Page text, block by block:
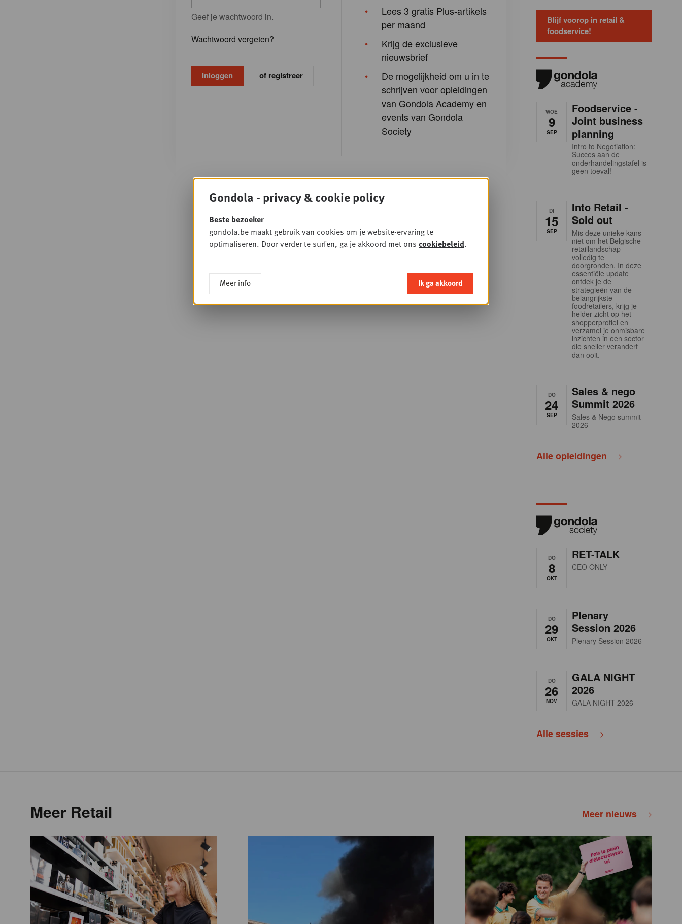
Geef je wachtwoord in.
Wachtwoord vergeten?
of registreer
Lees 3 gratis Plus-artikels
per maand
Krijg de exclusieve
nieuwsbrief
De mogelijkheid om u in te
schrijven voor opleidingen
van Gondola Academy en
events van Gondola
Society
Blijf voorop in retail &
foodservice!
WOE
9
SEP
Foodservice -
Joint business
planning
Intro to Negotiation:
Succes aan de
onderhandelingstafel is
geen toeval!
DI
15
SEP
Into Retail -
Sold out
Mis deze unieke kans
niet om het Belgische
retaillandschap
volledig te
doorgronden. In deze
essentiële update
ontdek je de
strategieën van de
belangrijkste
foodretailers, krijg je
helder zicht op het
shopperprofiel en
verzamel je onmisbare
inzichten in een sector
die sneller verandert
dan ooit.
DO
24
SEP
Sales & nego
Summit 2026
Sales & Nego summit
2026
Alle opleidingen
DO
8
OKT
RET-TALK
CEO ONLY
DO
29
OKT
Plenary
Session 2026
Plenary Session 2026
DO
26
NOV
GALA NIGHT
2026
GALA NIGHT 2026
Alle sessies
Meer Retail Meer nieuws
Gondola - privacy & cookie policy
Beste bezoeker
gondola.be maakt gebruik van cookies om je website-ervaring te
optimaliseren. Door verder te surfen, ga je akkoord met ons cookiebeleid.
Meer info Ik ga akkoord